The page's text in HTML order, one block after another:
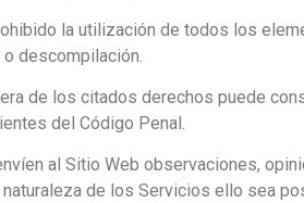
la utilización de todos los
descompilación.
de los citados derechos puede
del Código Penal.
al Sitio Web observaciones,
de los Servicios ello sea